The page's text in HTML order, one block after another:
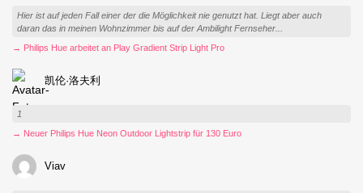
Hier ist auf jeden Fall einer der die Möglichkeit nie genutzt hat. Liegt aber auch
daran das in meinen Wohnzimmer bis auf der Ambilight Fernseher...
→ Philips Hue arbeitet an Play Gradient Strip Light Pro
凯伦·洛夫利
1
→ Neuer Philips Hue Neon Outdoor Lightstrip für 130 Euro
Viav